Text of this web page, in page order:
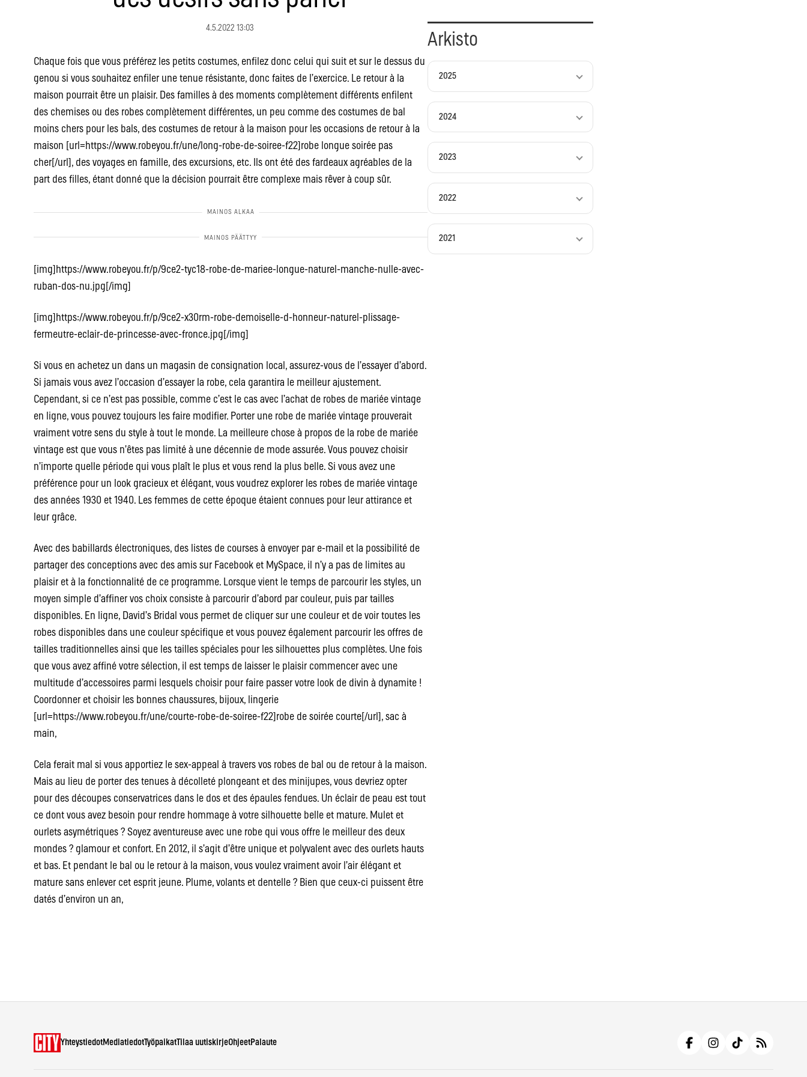
4.5.2022 13:03
Chaque fois que vous préférez les petits costumes, enfilez donc celui qui suit et sur le dessus du
genou si vous souhaitez enfiler une tenue résistante, donc faites de l’exercice. Le retour à la
maison pourrait être un plaisir. Des familles à des moments complètement différents enfilent
des chemises ou des robes complètement différentes, un peu comme des costumes de bal
moins chers pour les bals, des costumes de retour à la maison pour les occasions de retour à la
maison [url=https://www.robeyou.fr/une/long-robe-de-soiree-f22]robe longue soirée pas
cher[/url], des voyages en famille, des excursions, etc. Ils ont été des fardeaux agréables de la
part des filles, étant donné que la décision pourrait être complexe mais rêver à coup sûr.
[img]https://www.robeyou.fr/p/9ce2-tyc18-robe-de-mariee-longue-naturel-manche-nulle-avec-
ruban-dos-nu.jpg[/img]
[img]https://www.robeyou.fr/p/9ce2-x30rm-robe-demoiselle-d-honneur-naturel-plissage-
fermeutre-eclair-de-princesse-avec-fronce.jpg[/img]
Si vous en achetez un dans un magasin de consignation local, assurez-vous de l’essayer d’abord.
Si jamais vous avez l’occasion d’essayer la robe, cela garantira le meilleur ajustement.
Cependant, si ce n’est pas possible, comme c’est le cas avec l’achat de robes de mariée vintage
en ligne, vous pouvez toujours les faire modifier. Porter une robe de mariée vintage prouverait
vraiment votre sens du style à tout le monde. La meilleure chose à propos de la robe de mariée
vintage est que vous n’êtes pas limité à une décennie de mode assurée. Vous pouvez choisir
n’importe quelle période qui vous plaît le plus et vous rend la plus belle. Si vous avez une
préférence pour un look gracieux et élégant, vous voudrez explorer les robes de mariée vintage
des années 1930 et 1940. Les femmes de cette époque étaient connues pour leur attirance et
leur grâce.
Avec des babillards électroniques, des listes de courses à envoyer par e-mail et la possibilité de
partager des conceptions avec des amis sur Facebook et MySpace, il n’y a pas de limites au
plaisir et à la fonctionnalité de ce programme. Lorsque vient le temps de parcourir les styles, un
moyen simple d’affiner vos choix consiste à parcourir d’abord par couleur, puis par tailles
disponibles. En ligne, David’s Bridal vous permet de cliquer sur une couleur et de voir toutes les
robes disponibles dans une couleur spécifique et vous pouvez également parcourir les offres de
tailles traditionnelles ainsi que les tailles spéciales pour les silhouettes plus complètes. Une fois
que vous avez affiné votre sélection, il est temps de laisser le plaisir commencer avec une
multitude d’accessoires parmi lesquels choisir pour faire passer votre look de divin à dynamite !
Coordonner et choisir les bonnes chaussures, bijoux, lingerie
[url=https://www.robeyou.fr/une/courte-robe-de-soiree-f22]robe de soirée courte[/url], sac à
main,
Cela ferait mal si vous apportiez le sex-appeal à travers vos robes de bal ou de retour à la maison.
Mais au lieu de porter des tenues à décolleté plongeant et des minijupes, vous devriez opter
pour des découpes conservatrices dans le dos et des épaules fendues. Un éclair de peau est tout
ce dont vous avez besoin pour rendre hommage à votre silhouette belle et mature. Mulet et
ourlets asymétriques ? Soyez aventureuse avec une robe qui vous offre le meilleur des deux
mondes ? glamour et confort. En 2012, il s’agit d’être unique et polyvalent avec des ourlets hauts
et bas. Et pendant le bal ou le retour à la maison, vous voulez vraiment avoir l’air élégant et
mature sans enlever cet esprit jeune. Plume, volants et dentelle ? Bien que ceux-ci puissent être
datés d’environ un an,
Arkisto
2025
2024
2023
2022
2021
YhteystiedotMediatiedotTyöpaikatTilaa uutiskirjeOhjeetPalaute